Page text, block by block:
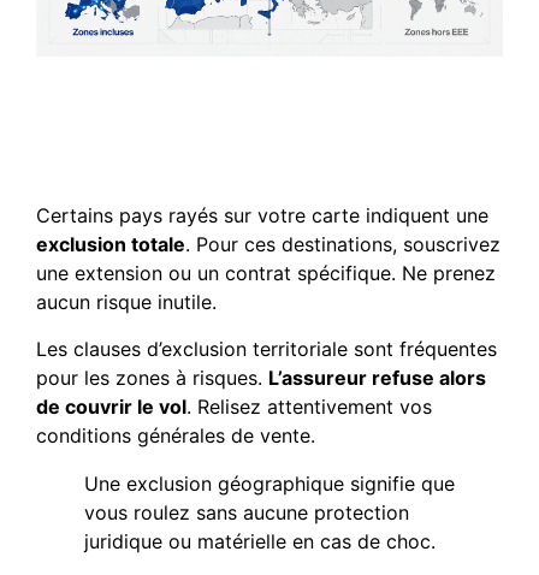
Certains pays rayés sur votre carte indiquent une
exclusion totale. Pour ces destinations, souscrivez
une extension ou un contrat spécifique. Ne prenez
aucun risque inutile.
Les clauses d’exclusion territoriale sont fréquentes
pour les zones à risques. L’assureur refuse alors
de couvrir le vol. Relisez attentivement vos
conditions générales de vente.
Une exclusion géographique signifie que
vous roulez sans aucune protection
juridique ou matérielle en cas de choc.